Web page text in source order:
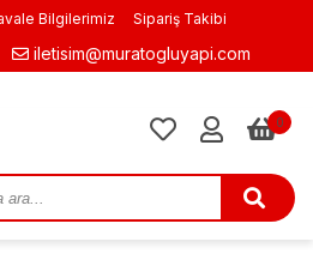
Bilgilerimiz Sipariş Takibi
iletisim@muratogluyapi.com
0